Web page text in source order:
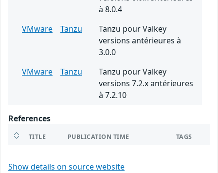
à 8.0.4
VMware
Tanzu
Tanzu pour Valkey
versions antérieures à
3.0.0
VMware
Tanzu
Tanzu pour Valkey
versions 7.2.x antérieures
à 7.2.10
References
TITLE PUBLICATION TIME TAGS
Show details on source website